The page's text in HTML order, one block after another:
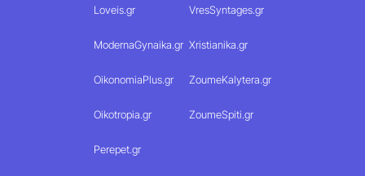
Loveis.gr VresSyntages.gr
ModernaGynaika.gr Xristianika.gr
OikonomiaPlus.gr ZoumeKalytera.gr
Oikotropia.gr ZoumeSpiti.gr
Perepet.gr